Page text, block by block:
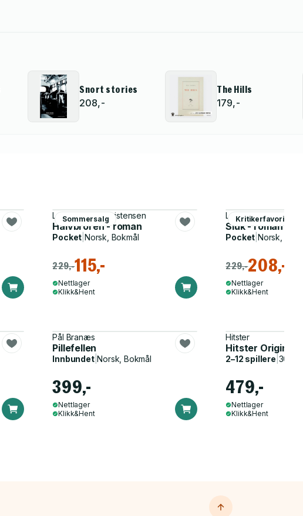
Snort stories
208,-
The Hills
179,-
Sommersalg
Lars Saabye Christensen
Halvbroren - roman
Pocket Norsk, Bokmål
229,-115,-
Nettlager
Klikk&Hent
Kritikerfavoritter
Lars Saabye
Sluk - roman
Pocket |Norsk,
229,-208,-
Nettlager
Klikk&Hent
Pål Branæs
Pillefellen
Innbundet|Norsk, Bokmål
399,-
Nettlager
Klikk&Hent
Hitster
Hitster Original
2–12 spillere
479,-
Nettlager
Klikk&Hent